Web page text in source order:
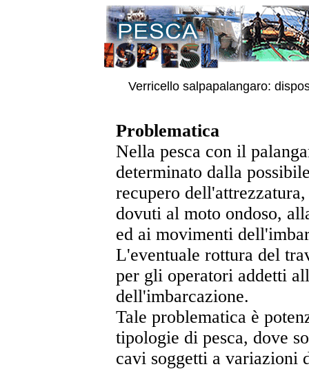
Verricello salpapalangaro:
Problematica
Nella pesca con il
determinato dalla
recupero
dovuti al moto ondoso,
ed ai movimenti
L'eventuale rottura del
per gli operatori addetti
dell'imbarcazione.
Tale problematica è
tipologie di pesca, dove
cavi soggetti a variazioni